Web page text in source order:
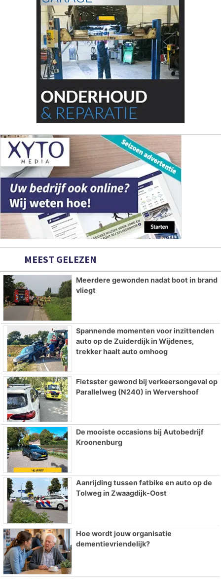
MEEST GELEZEN
Meerdere gewonden nadat boot in brand
vliegt
Spannende momenten voor inzittenden
auto op de Zuiderdijk in Wijdenes,
trekker haalt auto omhoog
Fietsster gewond bij verkeersongeval op
Parallelweg (N240) in Wervershoof
De mooiste occasions bij Autobedrijf
Kroonenburg
Aanrijding tussen fatbike en auto op de
Tolweg in Zwaagdijk-Oost
Hoe wordt jouw organisatie
dementievriendelijk?